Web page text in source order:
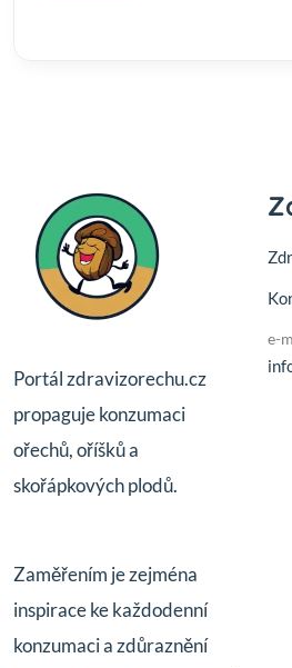
Portál zdravizorechu.cz
propaguje konzumaci
ořechů, oříšků a
skořápkových plodů.
Zaměřením je zejména
inspirace ke každodenní
konzumaci a zdůraznění
e-